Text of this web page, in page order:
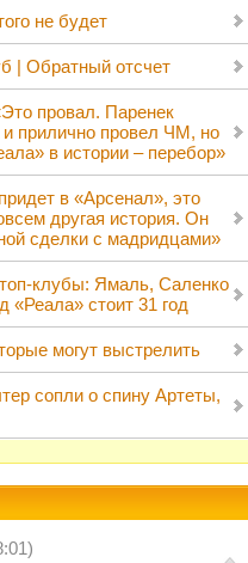
не будет
| Обратный отсчет
провал. Паренек
и прилично провел ЧМ, но
в истории – перебор»
в «Арсенал», это
другая история. Он
сделки с мадридцами»
клубы: Ямаль, Саленко
«Реала» стоит 31 год
могут выстрелить
сопли о спину Артеты,